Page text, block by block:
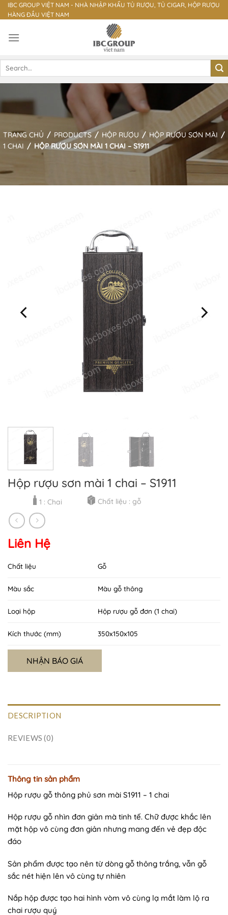
Skip
to
IBC GROUP VIỆT NAM - NHÀ NHẬP KHẨU TỦ RƯỢU, TỦ CIGAR, HỘP RƯỢU
HÀNG ĐẦU VIỆT NAM
Search
TRANG CHỦ / PRODUCTS / HỘP RƯỢU / HỘP RƯỢU SƠN MÀI /
1 CHAI / HỘP RƯỢU SƠN MÀI 1 CHAI – S1911
Hộp rượu sơn mài 1 chai – S1911
1 : Chai Chất liệu : gỗ
Liên Hệ
Chất liệu Gỗ
Màu sắc Màu gỗ thông
Loại hộp Hộp rượu gỗ đơn (1 chai)
Kích thước (mm) 350x150x105
NHẬN BÁO GIÁ
DESCRIPTION
REVIEWS (0)
Thông tin sản phẩm
Hộp rượu gỗ thông phủ sơn mài S1911 – 1 chai
Hộp rượu gỗ nhìn đơn giản mà tinh tế. Chữ được khắc lên
mặt hộp vô cùng đơn giản nhưng mang đến vẻ đẹp độc
đáo
Sản phẩm được tạo nên từ dòng gỗ thông trắng, vẫn gỗ
sắc nét hiện lên vô cùng tự nhiên
Nắp hộp được tạo hai hình vòm vô cùng lạ mắt làm lộ ra
chai rượu quý